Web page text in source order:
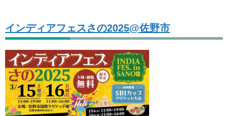
インディアフェスさの2025@佐野市